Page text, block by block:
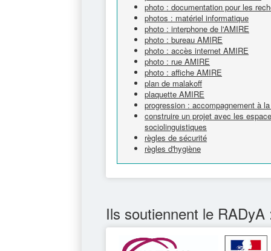
photo : documentation pour les
photos : matériel informatique
photo : interphone de l'AMIRE
photo : bureau AMIRE
photo : accès internet AMIRE
photo : rue AMIRE
photo : affiche AMIRE
plan de malakoff
plaquette AMIRE
progression : accompagnement à
construire un projet avec les
sociolinguistiques
règles de sécurité
règles d'hygiène
Ils soutiennent le RADyA